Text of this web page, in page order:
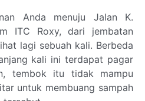
Anda menuju Jalan K.
ITC Roxy, dari jembatan
lagi sebuah kali. Berbeda
kali ini terdapat pagar
tembok itu tidak mampu
untuk membuang sampah